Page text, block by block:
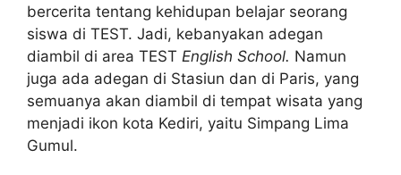
bercerita tentang kehidupan belajar seorang
siswa di TEST. Jadi, kebanyakan adegan
diambil di area TEST English School. Namun
juga ada adegan di Stasiun dan di Paris, yang
semuanya akan diambil di tempat wisata yang
menjadi ikon kota Kediri, yaitu Simpang Lima
Gumul.